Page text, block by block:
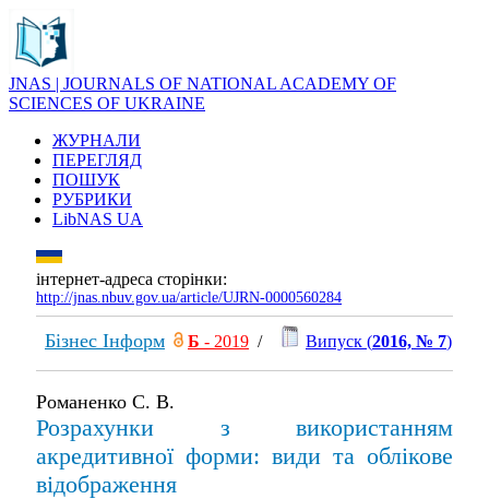
JNAS | JOURNALS OF NATIONAL ACADEMY OF
SCIENCES OF UKRAINE
ЖУРНАЛИ
ПЕРЕГЛЯД
ПОШУК
РУБРИКИ
LibNAS UA
інтернет-адреса сторінки:
http://jnas.nbuv.gov.ua/article/UJRN-0000560284
Бізнес Інформ Б - 2019 / Випуск (2016, № 7)
Романенко С. В.
Розрахунки з використанням
акредитивної форми: види та облікове
відображення